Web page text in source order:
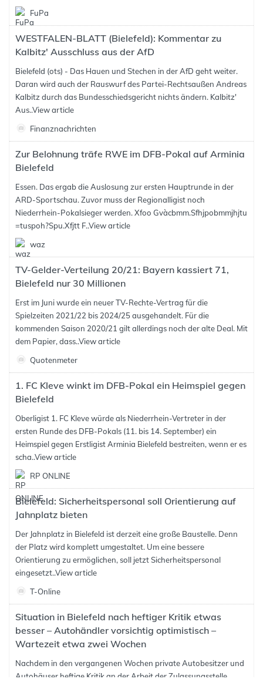
FuPa
WESTFALEN-BLATT (Bielefeld): Kommentar zu
Kalbitz' Ausschluss aus der AfD
Bielefeld (ots) - Das Hauen und Stechen in der AfD geht weiter.
Daran wird auch der Rauswurf des Partei-Rechtsaußen Andreas
Kalbitz durch das Bundesschiedsgericht nichts ändern. Kalbitz'
Aus..View article
Finanznachrichten
Zur Belohnung träfe RWE im DFB-Pokal auf Arminia
Bielefeld
Essen. Das ergab die Auslosung zur ersten Hauptrunde in der
ARD-Sportschau. Zuvor muss der Regionalligist noch
Niederrhein-Pokalsieger werden. Xfoo Gvàcbmm.Sfhjpobmmjhjtu
=tuspoh?Spu.Xfjtt F..View article
waz
TV-Gelder-Verteilung 20/21: Bayern kassiert 71,
Bielefeld nur 30 Millionen
Erst im Juni wurde ein neuer TV-Rechte-Vertrag für die
Spielzeiten 2021/22 bis 2024/25 ausgehandelt. Für die
kommenden Saison 2020/21 gilt allerdings noch der alte Deal. Mit
dem Papier, dass..View article
Quotenmeter
1. FC Kleve winkt im DFB-Pokal ein Heimspiel gegen
Bielefeld
Oberligist 1. FC Kleve würde als Niederrhein-Vertreter in der
ersten Runde des DFB-Pokals (11. bis 14. September) ein
Heimspiel gegen Erstligist Arminia Bielefeld bestreiten, wenn er es
scha..View article
RP ONLINE
Bielefeld: Sicherheitspersonal soll Orientierung auf
Jahnplatz bieten
Der Jahnplatz in Bielefeld ist derzeit eine große Baustelle. Denn
der Platz wird komplett umgestaltet. Um eine bessere
Orientierung zu ermöglichen, soll jetzt Sicherheitspersonal
eingesetzt..View article
T-Online
Situation in Bielefeld nach heftiger Kritik etwas
besser – Autohändler vorsichtig optimistisch –
Wartezeit etwa zwei Wochen
Nachdem in den vergangenen Wochen private Autobesitzer und
Autohäuser heftige Kritik an der Arbeit der Zulassungsstelle